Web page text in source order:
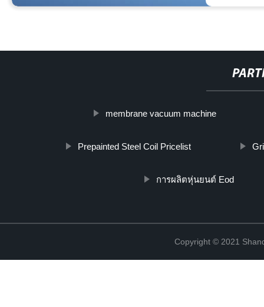
membrane vacuum machine
Prepainted Steel Coil Pricelist
การผลิตหุ่นยนต์ Eod
Copyright © 2021